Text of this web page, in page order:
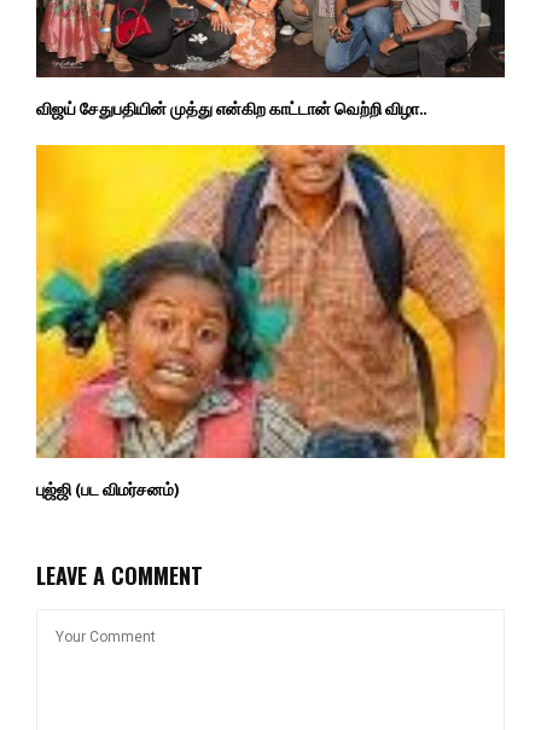
விஜய் சேதுபதியின் முத்து என்கிற காட்டான் வெற்றி விழா..
புஜ்ஜி (பட விமர்சனம்)
LEAVE A COMMENT